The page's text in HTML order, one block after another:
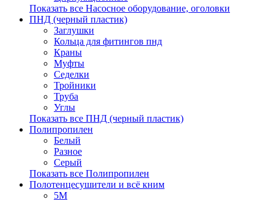
Показать все Насосное оборудование, оголовки
ПНД (черный пластик)
Заглушки
Кольца для фитингов пнд
Краны
Муфты
Седелки
Тройники
Труба
Углы
Показать все ПНД (черный пластик)
Полипропилен
Белый
Разное
Серый
Показать все Полипропилен
Полотенцесушители и всё кним
5М